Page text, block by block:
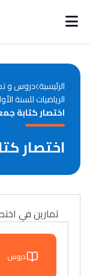
Annonces bourses
الرئيسية دروس و
الرياضيات للسنة
اختصار كتابة
اختصار
تمارين في
دروس